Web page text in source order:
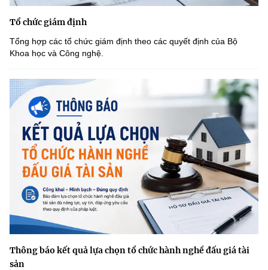
Tổ chức giám định
Tổng hợp các tổ chức giám định theo các quyết định của Bộ
Khoa học và Công nghệ.
Thông báo kết quả lựa chọn tổ chức hành nghề đấu giá tài
sản